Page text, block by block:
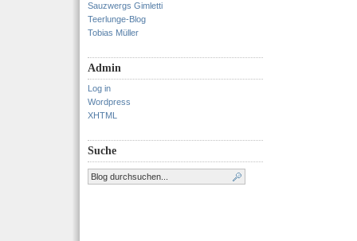
Sauzwergs Gimletti
Teerlunge-Blog
Tobias Müller
Admin
Log in
Wordpress
XHTML
Suche